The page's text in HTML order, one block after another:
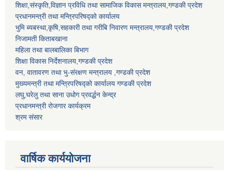
शिक्षा,संस्कृति,विज्ञान प्रविधि तथा सामाजिक विकास मन्त्रालय,गण्डकी प्रदेश
प्रधानमन्त्री तथा मन्त्रिपरिषद्को कार्यालय
भुमि ब्यबस्था,कृषि,सहकारी तथा गरीबि निवारण मन्त्रालय,गण्डकी प्रदेश
निजामती किताबखाना
महिला तथा बालबालिका बिभाग
शिक्षा विकास निर्देशनालय,गण्डकी प्रदेश
वन, वातावरण तथा भु-संरक्षण मन्त्रालय ,गण्डकी प्रदेश
मुख्यमन्त्री तथा मन्त्रिपरिषद्को कार्यालय गण्डकी प्रदेश
लघु,घरेलु तथा साना उधोग प्रवर्द्धन केन्द्र
प्रधानमन्त्री रोजगार कार्यक्रम
श्रम संसार
वार्षिक कार्ययोजना